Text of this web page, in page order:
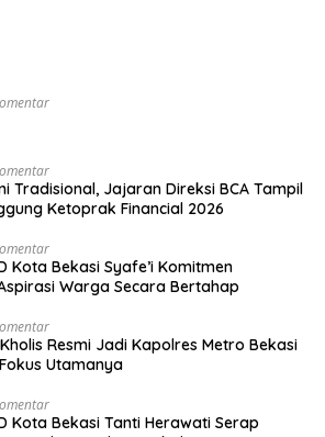
Tradisional, Jajaran Direksi BCA Tampil
Ketoprak Financial 2026
Kota Bekasi Syafe’i Komitmen
Warga Secara Bertahap
Resmi Jadi Kapolres Metro Bekasi
Utamanya
Kota Bekasi Tanti Herawati Serap